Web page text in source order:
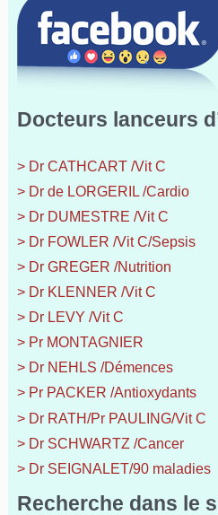
Docteurs lanceurs
> Dr CATHCART /Vit C
> Dr de LORGERIL /Cardio
> Dr DUMESTRE /Vit C
> Dr FOWLER /Vit C/Sepsis
> Dr GREGER /Nutrition
> Dr KLENNER /Vit C
> Dr LEVY /Vit C
> Pr MONTAGNIER
> Dr NEHLS /Démences
> Pr PACKER /Antioxydants
> Dr RATH/Pr PAULING/Vit C
> Dr SCHWARTZ /Cancer
> Dr SEIGNALET/90 maladies
Recherche dans le